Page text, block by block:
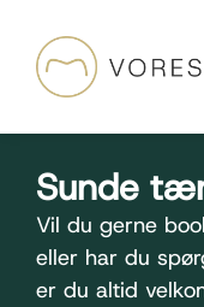
Sunde
Vil du gerne
eller har du
er du altid